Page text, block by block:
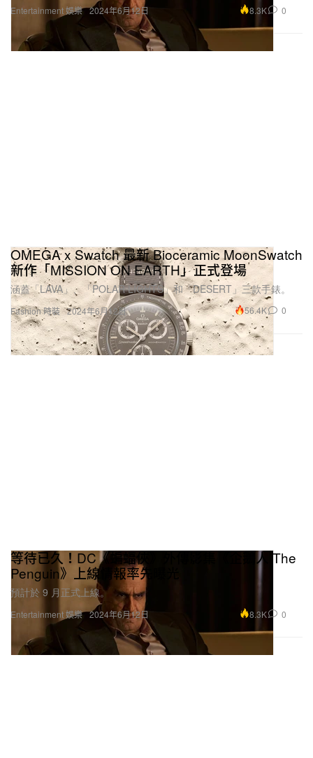
Entertainment 娛樂 2024年6月12日 8.3K 0
Fashion 時裝
OMEGA x Swatch 最新 Bioceramic MoonSwatch
新作「MISSION ON EARTH」正式登場
涵蓋「LAVA」、「POLAR LIGHTS」和「DESERT」三款手錶。
2024年6月12日 56.4K 0
Entertainment 娛樂
等待已久！DC《蝙蝠俠》外傳影集《企鵝人 The
Penguin》上線情報率先曝光
預計於 9 月正式上線。
2024年6月12日 8.3K 0